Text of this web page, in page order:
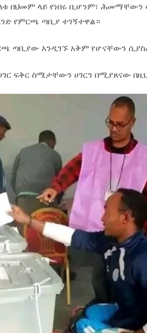
በህመም ላይ የነበሩ ቢሆንም፣ ሕመማቸውን
የምርጫ ጣቢያ ተገኝተዋል።
እንዲገኙ አቅም የሆናቸውን
ፍቅር ስሜታቸውን ሀገርን በሚያጸናው